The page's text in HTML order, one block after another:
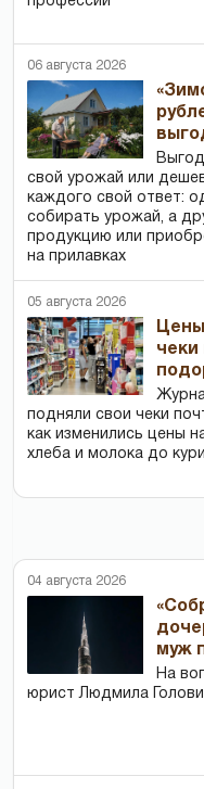
06 августа 2026
свой урожай или
каждого свой ответ:
собирать урожай, а
продукцию или
на прилавках
05 августа 2026
чеки
подняли свои чеки
как изменились цены
хлеба и молока до
04 августа 2026
муж
На
юрист Людмила